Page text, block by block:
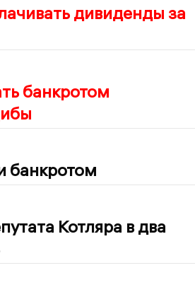
дивиденды за
банкротом
банкротом
Котляра в два